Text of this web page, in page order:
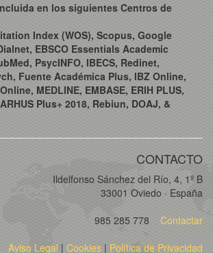
en los siguientes Centros de
Index (WOS), Scopus, Google
EBSCO Essentials Academic
PsycINFO, IBECS, Redinet,
Fuente Académica Plus, IBZ Online,
MEDLINE, EMBASE, ERIH PLUS,
Plus+ 2018, Rebiun, DOAJ, &
CONTACTO
Ildelfonso Sánchez del Río, 4, 1º B
33001 Oviedo · España
985 285 778
Contactar
Aviso Legal| Cookies | Política de Privacidad